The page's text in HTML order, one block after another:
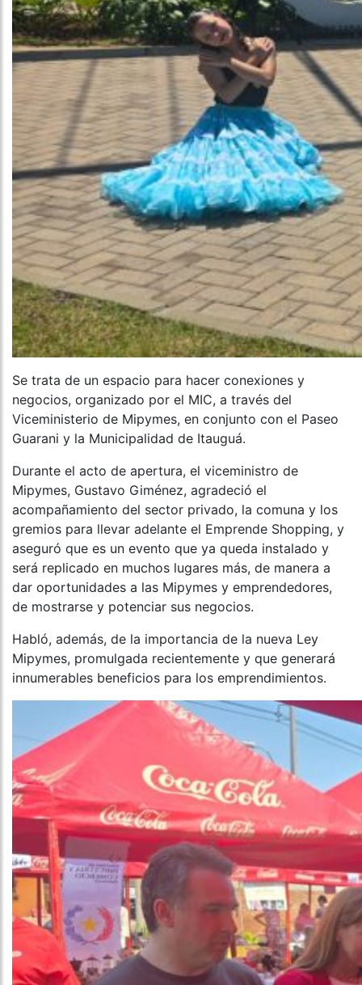
Se trata de un espacio para hacer conexiones y
negocios, organizado por el MIC, a través del
Viceministerio de Mipymes, en conjunto con el Paseo
Guarani y la Municipalidad de Itauguá.
Durante el acto de apertura, el viceministro de
Mipymes, Gustavo Giménez, agradeció el
acompañamiento del sector privado, la comuna y los
gremios para llevar adelante el Emprende Shopping, y
aseguró que es un evento que ya queda instalado y
será replicado en muchos lugares más, de manera a
dar oportunidades a las Mipymes y emprendedores,
de mostrarse y potenciar sus negocios.
Habló, además, de la importancia de la nueva Ley
Mipymes, promulgada recientemente y que generará
innumerables beneficios para los emprendimientos.